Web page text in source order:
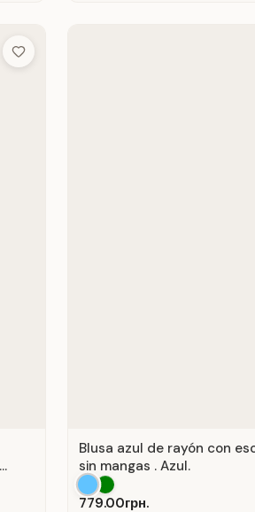
Add to Wish List
Blusa azul de rayón con
sin mangas . Azul.
779.00грн.